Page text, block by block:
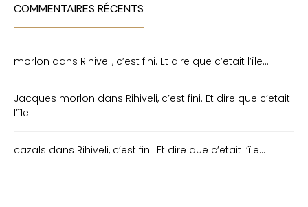
COMMENTAIRES RÉCENTS
morlon dans Rihiveli, c’est fini. Et dire que c’etait l’île…
Jacques morlon dans Rihiveli, c’est fini. Et dire que c’etait
l’île…
cazals dans Rihiveli, c’est fini. Et dire que c’etait l’île…